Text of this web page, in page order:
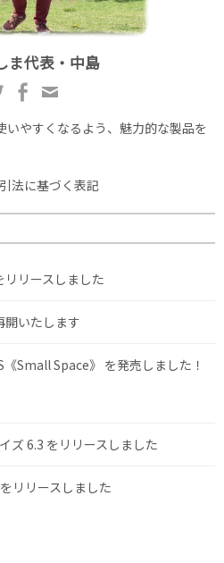
ま代表・中島
やすくなるよう、魅力的な製品を
法に基づく表記
リースしました
開いたします
《Small Space》 を発売しました！
ズ 6.3 をリリースしました
リリースしました